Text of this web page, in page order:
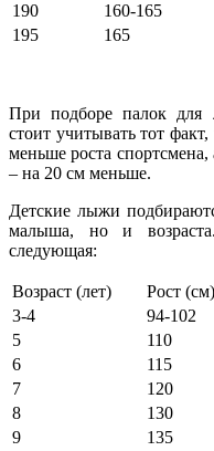
190
160-165
195
165
При подборе палок для
стоит учитывать тот
меньше роста спортсмена,
– на 20 см меньше.
Детские лыжи
малыша, но и возраста.
следующая:
Возраст (лет) Рост (см)
3-4
94-102
5
110
6
115
7
120
8
130
9
135